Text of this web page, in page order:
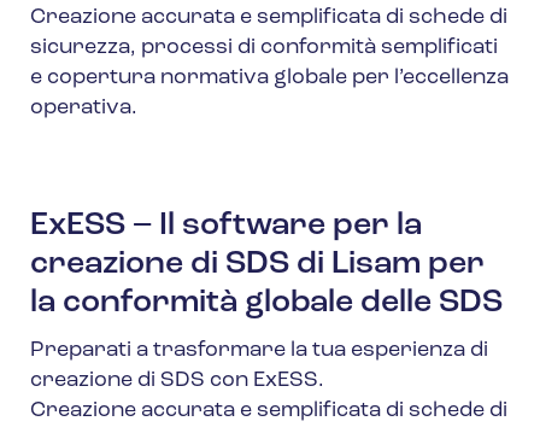
Creazione accurata e semplificata di schede di
sicurezza, processi di conformità semplificati
e copertura normativa globale per l’eccellenza
operativa.
ExESS – Il software per la
creazione di SDS di Lisam per
la conformità globale delle SDS
Preparati a trasformare la tua esperienza di
creazione di SDS con ExESS.
Creazione accurata e semplificata di schede di